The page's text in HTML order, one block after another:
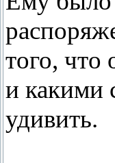
того, что
и какими
удивить.